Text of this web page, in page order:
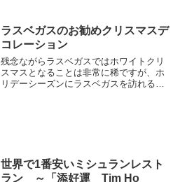
リー”なので、誰もが安心して宿泊でき
る。20...
ラスベガスのお勧めクリスマスデ
コレーション
残念ながらラスベガスではホワイトクリ
スマスとなることは非常に稀ですが、ホ
リデーシーズンにラスベガスを訪れる皆
世界で1番安いミシュランレスト
ラン ～「添好運 Tim Ho